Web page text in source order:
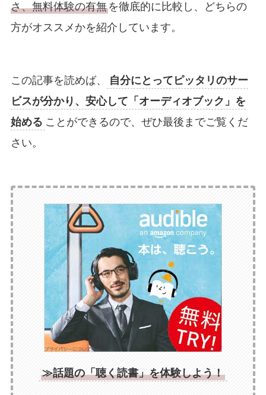
さ、無料体験の有無を徹底的に比較し、どちらの
方がオススメかを紹介しています。
この記事を読めば、
自分にとってピッタリのサー
ビスが分かり、安心して「オーディオブック」を
始める ことができるので、ぜひ最後までご覧くだ
さい。
≫話題の「聴く読書」を体験しよう！